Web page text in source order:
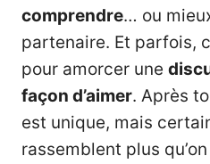
comprendre… ou
partenaire. Et parfois,
pour amorcer une
façon d’aimer. Après
est unique, mais
rassemblent plus